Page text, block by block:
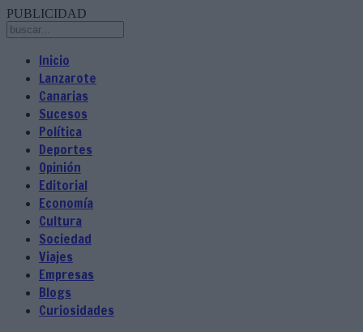
PUBLICIDAD
Inicio
Lanzarote
Canarias
Sucesos
Política
Deportes
Opinión
Editorial
Economía
Cultura
Sociedad
Viajes
Empresas
Blogs
Curiosidades